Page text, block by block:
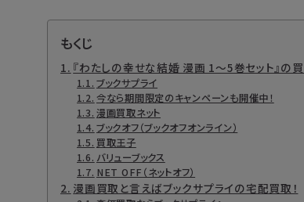
もくじ
『わたしの幸せな結婚 漫画 1～5巻セット』の
ブックサプライ
今なら期間限定のキャンペーンも開催中！
漫画買取ネット
ブックオフ（ブックオフオンライン）
買取王子
バリューブックス
NET OFF（ネットオフ）
漫画買取と言えばブックサプライの宅配買取！